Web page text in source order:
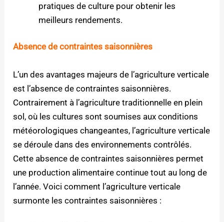
pratiques de culture pour obtenir les
meilleurs rendements.
Absence de contraintes saisonnières
L’un des avantages majeurs de l’agriculture verticale
est l’absence de contraintes saisonnières.
Contrairement à l’agriculture traditionnelle en plein
sol, où les cultures sont soumises aux conditions
météorologiques changeantes, l’agriculture verticale
se déroule dans des environnements contrôlés.
Cette absence de contraintes saisonnières permet
une production alimentaire continue tout au long de
l’année. Voici comment l’agriculture verticale
surmonte les contraintes saisonnières :